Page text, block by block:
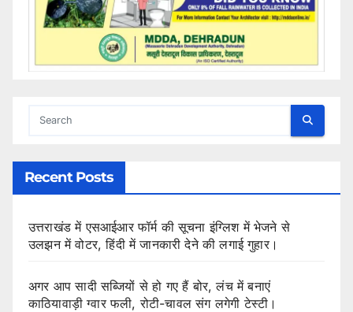
Recent Posts
उत्तराखंड में एसआईआर फॉर्म की सूचना इंग्लिश में भेजने से
उलझन में वोटर, हिंदी में जानकारी देने की लगाई गुहार।
अगर आप सादी सब्जियों से हो गए हैं बोर, लंच में बनाएं
काठियावाड़ी ग्वार फली, रोटी-चावल संग लगेगी टेस्टी।